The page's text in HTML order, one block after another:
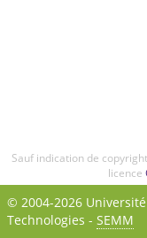
Sauf indication de
licence
© 2004-2026
Technologies - SEMM